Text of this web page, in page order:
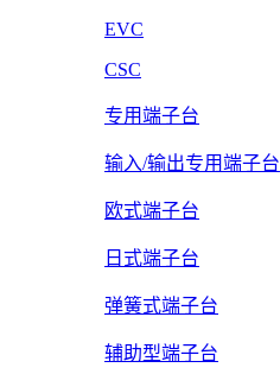
EVC
CSC
专用端子台
输入/输出专用端子台
欧式端子台
日式端子台
弹簧式端子台
辅助型端子台